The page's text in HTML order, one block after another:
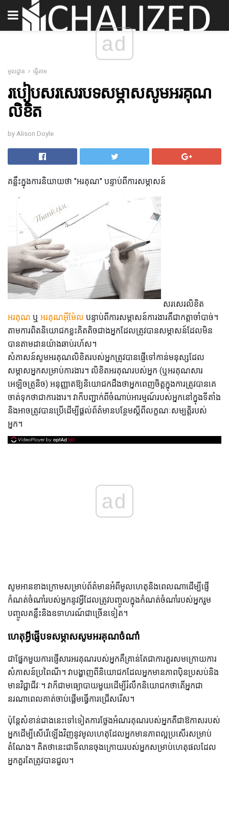
ad
មូលដ្ឋាន ធ្វើតាម
របៀបសរសេរបទសម្ភាសសូមអរគុណ
លិខិត
by Alison Doyle
គន្លឹះក្នុងការនិយាយថា "អរគុណ" បន្ទាប់ពីការសម្ភាសន៍
សរសេរលិខិត
អរគុណ ឬ អរគុណអ៊ីម៉ែល បន្ទាប់ពីការសម្ភាសន៍ការងារគឺជាកត្តាចាំបាច់។
តាមការពិតនិយោជកខ្លះគិតតិចជាងអ្នកដែលត្រូវបានសម្ភាសន៍ដែលមិន
បានតាមដានយ៉ាងឆាប់រហ័ស។
សំភាសន៍សូមអរគុណលិខិតរបស់អ្នកត្រូវបានផ្ញើទៅកាន់មនុស្សដែល
សម្ភាសអ្នកសម្រាប់ការងារ។ លិខិតអរគុណរបស់អ្នក (ឬអរគុណសារ
អេឡិចត្រូនិច) អនុញ្ញាតឱ្យនិយោជកដឹងថាអ្នកពេញចិត្តក្នុងការត្រូវបានគេ
ចាត់ទុកថាជាការងារ។ វាក៏បញ្ជាក់ពីចំណាប់អារម្មណ៍របស់អ្នកនៅក្នុងទីតាំង
និងអាចត្រូវបានប្រើដើម្បីផ្តល់ព័ត៌មានបន្ថែមស្តីពីលក្ខណៈសម្បត្តិរបស់
អ្នក។
ad
សូមអានខាងក្រោមសម្រាប់ព័ត៌មានអំពីមូលហេតុនិងពេលណាដើម្បីផ្ញើ
កំណត់ចំណាំរបស់អ្នកនូវអ្វីដែលត្រូវបញ្ចូលក្នុងកំណត់ចំណាំរបស់អ្នករួម
បញ្ចូលគន្លឹះនិងឧទាហរណ៍ជាច្រើនទៀត។
ហេតុអ្វីផ្ញើបទសម្ភាសសូមអរគុណចំណាំ
ជាផ្នែកមួយការផ្ញើសារអរគុណរបស់អ្នកគឺគ្រាន់តែជាការគួរសមក្រោយការ
សំភាសន៍ប្រពៃណី។ វាបង្ហាញពីនិយោជកដែលអ្នកមានភាពប៉ិនប្រសប់និង
មានវិជ្ជាជីវៈ។ វាក៏ជាមធ្យោបាយមួយដើម្បីរំលឹកនិយោជកថាតើអ្នកជា
នរណាពេលគាត់ចាប់ផ្តើមធ្វើការជ្រើសរើស។
ប៉ុន្តែសំខាន់ជាងនេះទៅទៀតការថ្លែងអំណរគុណរបស់អ្នកគឺជាឱកាសរបស់
អ្នកដើម្បីសើរើឡើងវិញនូវមូលហេតុដែលអ្នកមានភាពល្អប្រសើរសម្រាប់
តំណែង។ គិតថានេះជាទីលានចុងក្រោយរបស់អ្នកសម្រាប់ហេតុផលដែល
អ្នកគួរតែត្រូវបានជួល។